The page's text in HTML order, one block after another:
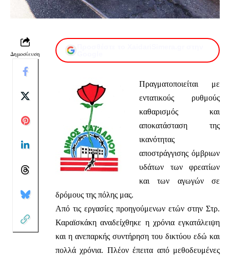
Δημοσίευση
Πραγματοποιείται με
εντατικούς ρυθμούς
καθαρισμός και
αποκατάσταση της
ικανότητας
αποστράγγισης όμβριων
υδάτων των φρεατίων
και των αγωγών σε
δρόμους της πόλης μας.
Από τις εργασίες προηγούμενων ετών στην Στρ.
Καραϊσκάκη αναδείχθηκε η χρόνια εγκατάλειψη
και η ανεπαρκής συντήρηση του δικτύου εδώ και
πολλά χρόνια. Πλέον έπειτα από μεθοδευμένες